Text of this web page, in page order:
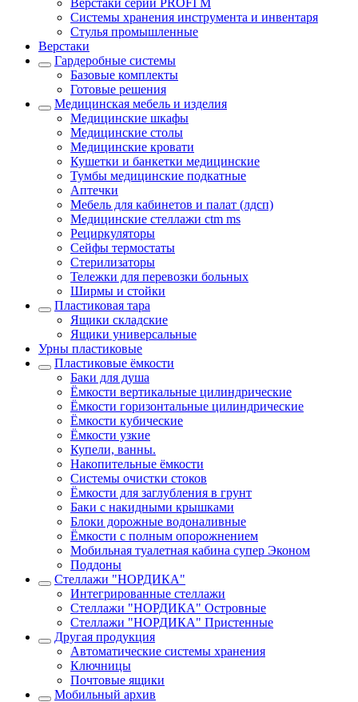
Системы хранения инструмента и инвентаря
Стулья промышленные
Верстаки
Гардеробные системы
Базовые комплекты
Готовые решения
Медицинская мебель и изделия
Медицинские шкафы
Медицинские столы
Медицинские кровати
Кушетки и банкетки медицинские
Тумбы медицинские подкатные
Аптечки
Мебель для кабинетов и палат (лдсп)
Медицинские стеллажи ctm ms
Рециркуляторы
Сейфы термостаты
Стерилизаторы
Тележки для перевозки больных
Ширмы и стойки
Пластиковая тара
Ящики складские
Ящики универсальные
Урны пластиковые
Пластиковые ёмкости
Баки для душа
Ёмкости вертикальные цилиндрические
Ёмкости горизонтальные цилиндрические
Ёмкости кубические
Ёмкости узкие
Купели, ванны.
Накопительные ёмкости
Системы очистки стоков
Ёмкости для заглубления в грунт
Баки с накидными крышками
Блоки дорожные водоналивные
Ёмкости с полным опорожнением
Мобильная туалетная кабина супер Эконом
Поддоны
Стеллажи "НОРДИКА"
Интегрированные стеллажи
Стеллажи "НОРДИКА" Островные
Стеллажи "НОРДИКА" Пристенные
Другая продукция
Автоматические системы хранения
Ключницы
Почтовые ящики
Мобильный архив